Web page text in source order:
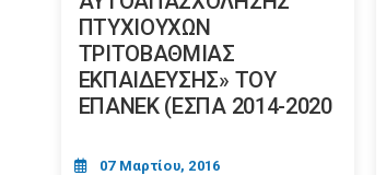
ΠΤΥΧΙΟΥΧΩΝ
ΤΡΙΤΟΒΑΘΜΙΑΣ
ΕΚΠΑΙΔΕΥΣΗΣ» ΤΟΥ
ΕΠΑΝΕΚ (ΕΣΠΑ 2014-2020
07 Μαρτίου, 2016